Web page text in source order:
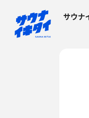
サウナ